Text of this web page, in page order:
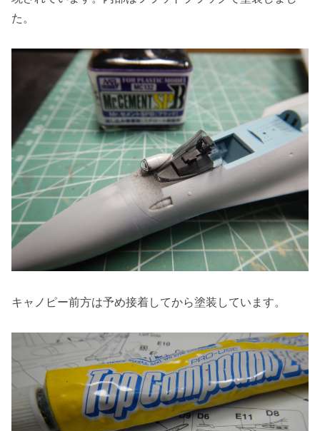
た。
キャノピー前方は予め接着してから塗装しています。